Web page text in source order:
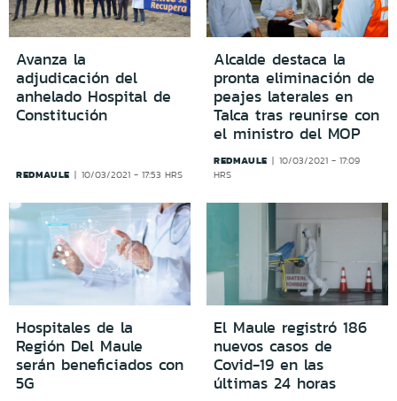
Avanza la
adjudicación del
anhelado Hospital de
Constitución
REDMAULE 10/03/2021 - 17:53 HRS
Alcalde destaca la
pronta eliminación de
peajes laterales en
Talca tras reunirse con
el ministro del MOP
REDMAULE
10/03/2021 - 17:09
HRS
Hospitales de la
Región Del Maule
serán beneficiados con
5G
El Maule registró 186
nuevos casos de
Covid-19 en las
últimas 24 horas